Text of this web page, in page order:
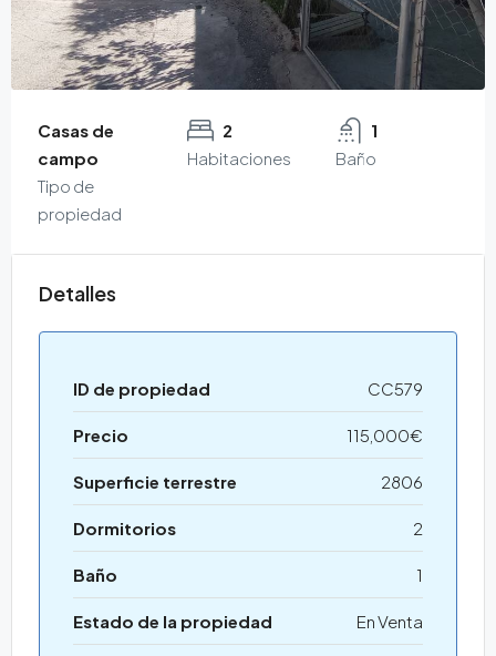
20 Más
24 Más
Casas de
campo
Tipo de
propiedad
2
Habitaciones
1
Baño
Detalles
ID de propiedad CC579
Precio 115,000€
Superficie terrestre 2806
Dormitorios 2
Baño 1
Estado de la propiedad En Venta